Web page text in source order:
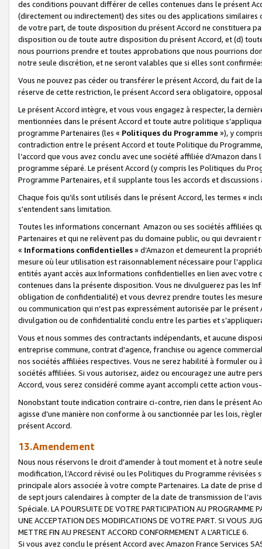
des conditions pouvant différer de celles contenues dans le présent
(directement ou indirectement) des sites ou des applications
de votre part, de toute disposition du présent Accord ne constituera
disposition ou de toute autre disposition du présent Accord, et (d)
nous pourrions prendre et toutes approbations que nous pourrions
notre seule discrétion, et ne seront valables que si elles sont
Vous ne pouvez pas céder ou transférer le présent Accord, du fait de
réserve de cette restriction, le présent Accord sera obligatoire,
Le présent Accord intègre, et vous vous engagez à respecter, la
mentionnées dans le présent Accord et toute autre politique
programme Partenaires (les « Politiques du Programme »), y
contradiction entre le présent Accord et toute Politique du
l’accord que vous avez conclu avec une société affiliée d’Amazon
programme séparé. Le présent Accord (y compris les Politiques du
Programme Partenaires, et il supplante tous les accords et discussions
Chaque fois qu’ils sont utilisés dans le présent Accord, les termes «
s'entendent sans limitation.
Toutes les informations concernant Amazon ou ses sociétés affiliées
Partenaires et qui ne relèvent pas du domaine public, ou qui
« Informations confidentielles» d’Amazon et demeurent la
mesure où leur utilisation est raisonnablement nécessaire pour
entités ayant accès aux Informations confidentielles en lien avec
contenues dans la présente disposition. Vous ne divulguerez pas les
obligation de confidentialité) et vous devrez prendre toutes les
ou communication qui n’est pas expressément autorisée par le
divulgation ou de confidentialité conclu entre les parties et
Vous et nous sommes des contractants indépendants, et aucune
entreprise commune, contrat d'agence, franchise ou agence
nos sociétés affiliées respectives. Vous ne serez habilité à formuler
sociétés affiliées. Si vous autorisez, aidez ou encouragez une autre
Accord, vous serez considéré comme ayant accompli cette action
Nonobstant toute indication contraire ci-contre, rien dans le présent
agisse d’une manière non conforme à ou sanctionnée par les lois,
présent Accord.
13.Amendement
Nous nous réservons le droit d'amender à tout moment et à notre
modification, l’Accord révisé ou les Politiques du Programme
principale alors associée à votre compte Partenaires. La date de
de sept jours calendaires à compter de la date de transmission de
Spéciale. LA POURSUITE DE VOTRE PARTICIPATION AU PROGRAMME
UNE ACCEPTATION DES MODIFICATIONS DE VOTRE PART. SI VOUS
METTRE FIN AU PRESENT ACCORD CONFORMEMENT A L’ARTICLE 6.
Si vous avez conclu le présent Accord avec Amazon France Services